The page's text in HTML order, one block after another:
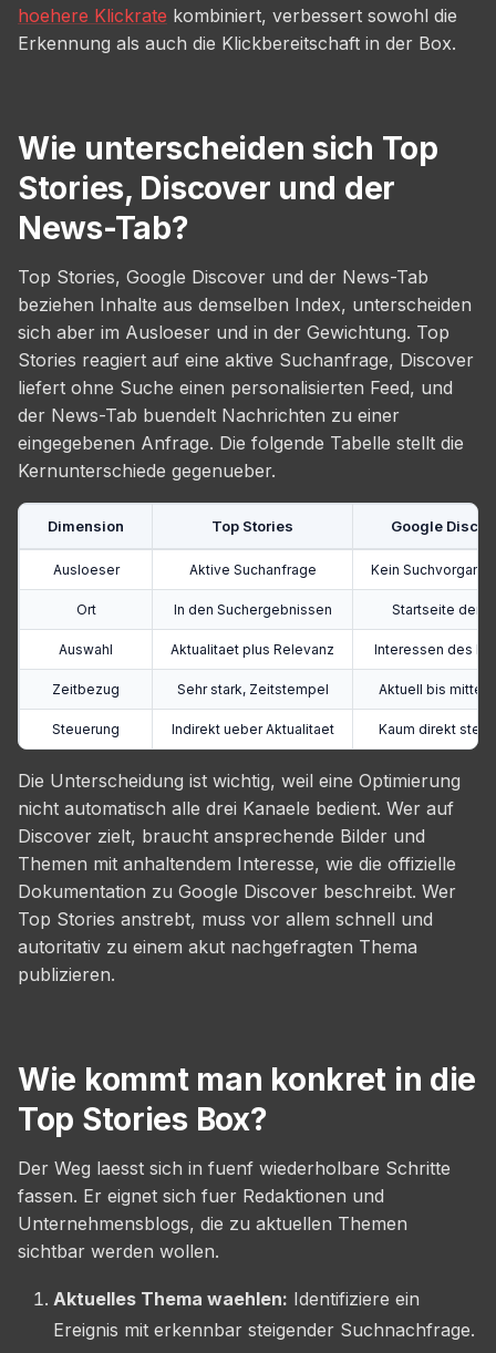
hoehere Klickrate kombiniert, verbessert sowohl die
Erkennung als auch die Klickbereitschaft in der Box.
Wie unterscheiden sich Top
Stories, Discover und der
News-Tab?
Top Stories, Google Discover und der News-Tab
beziehen Inhalte aus demselben Index, unterscheiden
sich aber im Ausloeser und in der Gewichtung. Top
Stories reagiert auf eine aktive Suchanfrage, Discover
liefert ohne Suche einen personalisierten Feed, und
der News-Tab buendelt Nachrichten zu einer
eingegebenen Anfrage. Die folgende Tabelle stellt die
Kernunterschiede gegenueber.
Dimension Top Stories Google
Ausloeser Aktive Suchanfrage Kein
Ort In den Suchergebnissen Startseite der
Auswahl Aktualitaet plus Relevanz Interessen des
Zeitbezug Sehr stark, Zeitstempel Aktuell bis
Steuerung Indirekt ueber Aktualitaet Kaum direkt
Die Unterscheidung ist wichtig, weil eine Optimierung
nicht automatisch alle drei Kanaele bedient. Wer auf
Discover zielt, braucht ansprechende Bilder und
Themen mit anhaltendem Interesse, wie die offizielle
Dokumentation zu Google Discover beschreibt. Wer
Top Stories anstrebt, muss vor allem schnell und
autoritativ zu einem akut nachgefragten Thema
publizieren.
Wie kommt man konkret in die
Top Stories Box?
Der Weg laesst sich in fuenf wiederholbare Schritte
fassen. Er eignet sich fuer Redaktionen und
Unternehmensblogs, die zu aktuellen Themen
sichtbar werden wollen.
Aktuelles Thema waehlen: Identifiziere ein
Ereignis mit erkennbar steigender Suchnachfrage.